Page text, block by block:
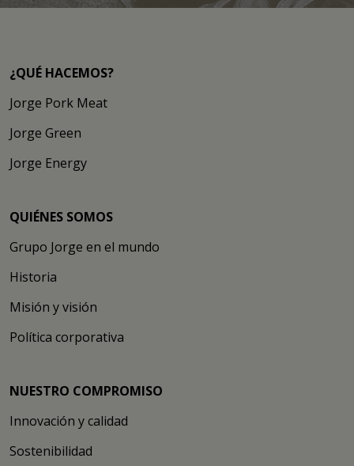
¿QUÉ HACEMOS?
Jorge Pork Meat
Jorge Green
Jorge Energy
QUIÉNES SOMOS
Grupo Jorge en el mundo
Historia
Misión y visión
Política corporativa
NUESTRO COMPROMISO
Innovación y calidad
Sostenibilidad